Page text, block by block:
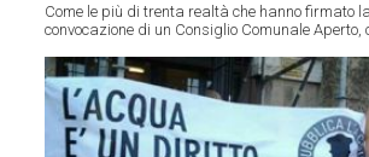
Come le più di trenta realtà che hanno firmato
convocazione di un Consiglio Comunale Aperto,